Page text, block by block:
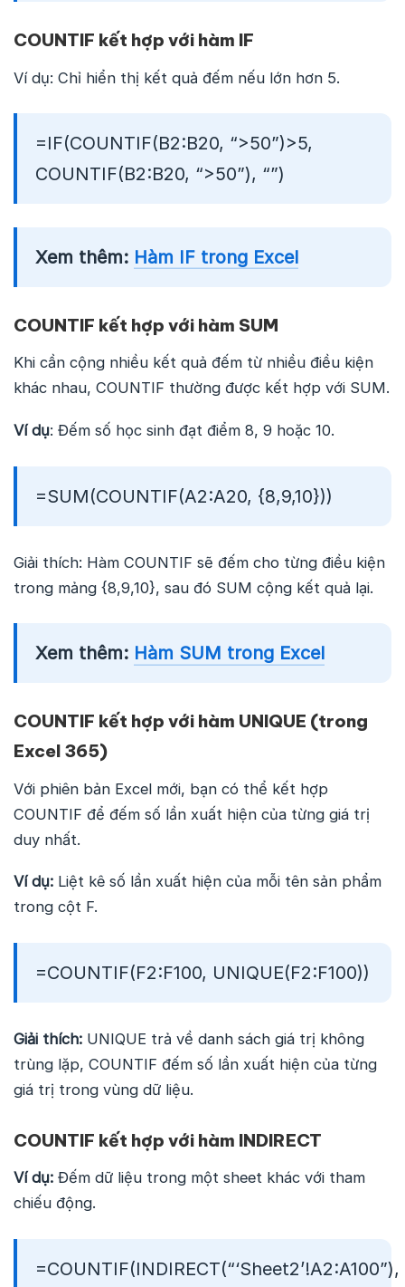
COUNTIF kết hợp với hàm IF
Ví dụ: Chỉ hiển thị kết quả đếm nếu lớn hơn 5.
=IF(COUNTIF(B2:B20, “>50”)>5,
COUNTIF(B2:B20, “>50”), “”)
Xem thêm: Hàm IF trong Excel
COUNTIF kết hợp với hàm SUM
Khi cần cộng nhiều kết quả đếm từ nhiều điều kiện
khác nhau, COUNTIF thường được kết hợp với SUM.
Ví dụ: Đếm số học sinh đạt điểm 8, 9 hoặc 10.
=SUM(COUNTIF(A2:A20, {8,9,10}))
Giải thích: Hàm COUNTIF sẽ đếm cho từng điều kiện
trong mảng {8,9,10}, sau đó SUM cộng kết quả lại.
Xem thêm: Hàm SUM trong Excel
COUNTIF kết hợp với hàm UNIQUE (trong
Excel 365)
Với phiên bản Excel mới, bạn có thể kết hợp
COUNTIF để đếm số lần xuất hiện của từng giá trị
duy nhất.
Ví dụ: Liệt kê số lần xuất hiện của mỗi tên sản phẩm
trong cột F.
=COUNTIF(F2:F100, UNIQUE(F2:F100))
Giải thích: UNIQUE trả về danh sách giá trị không
trùng lặp, COUNTIF đếm số lần xuất hiện của từng
giá trị trong vùng dữ liệu.
COUNTIF kết hợp với hàm INDIRECT
Ví dụ: Đếm dữ liệu trong một sheet khác với tham
chiếu động.
=COUNTIF(INDIRECT(“‘Sheet2’!A2:A100”),